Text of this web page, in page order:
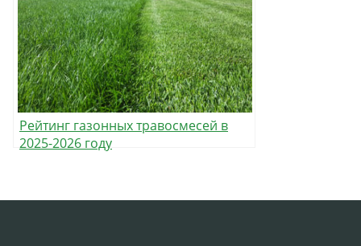
Рейтинг газонных травосмесей в
2025-2026 году